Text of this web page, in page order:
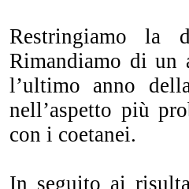
Restringiamo
Rimandiamo di un
l’ultimo anno
nell’aspetto più
con i coetanei.
In seguito ai